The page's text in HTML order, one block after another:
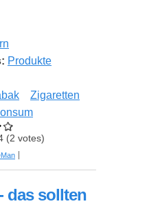
Produkte
Zigaretten
(2 votes)
– Tipps und Tricks für
das sollten